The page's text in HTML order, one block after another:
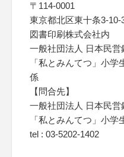
〒114-0001
東京都北区東十条3-10-
図書印刷株式会社内
一般社団法人 日本民営
「私とみんてつ」小
係
【問合先】
一般社団法人 日本民営
「私とみんてつ」小
tel : 03-5202-1402